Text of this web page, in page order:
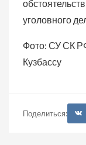
уголовного
Фото: СУ СК
Кузбассу
Поделиться: